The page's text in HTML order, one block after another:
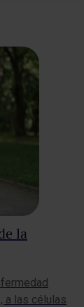
la
a las células